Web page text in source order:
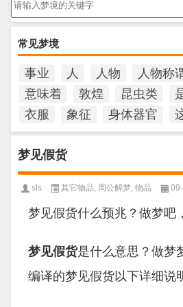
常见梦境
事业 人 人物 人物称
意味着
敦煌 昆虫类
衣服
象征 身体器官
梦见假货
sls 其它物品, 周公解梦, 物品
梦见假货什么预兆？做梦吧
梦见假货是什么意思？做梦
编译的梦见假货以下详细说